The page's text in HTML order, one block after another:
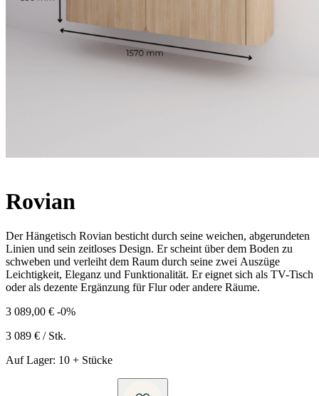
Rovian
Der Hängetisch Rovian besticht durch seine weichen, abgerundeten
Linien und sein zeitloses Design. Er scheint über dem Boden zu
schweben und verleiht dem Raum durch seine zwei Auszüge
Leichtigkeit, Eleganz und Funktionalität. Er eignet sich als TV-Tisch
oder als dezente Ergänzung für Flur oder andere Räume.
3 089,00 € -0%
3 089 € / Stk.
Auf Lager: 10 + Stücke